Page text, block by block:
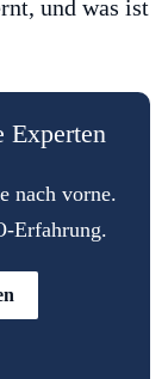
und was ist
Experten
nach vorne.
Erfahrung.